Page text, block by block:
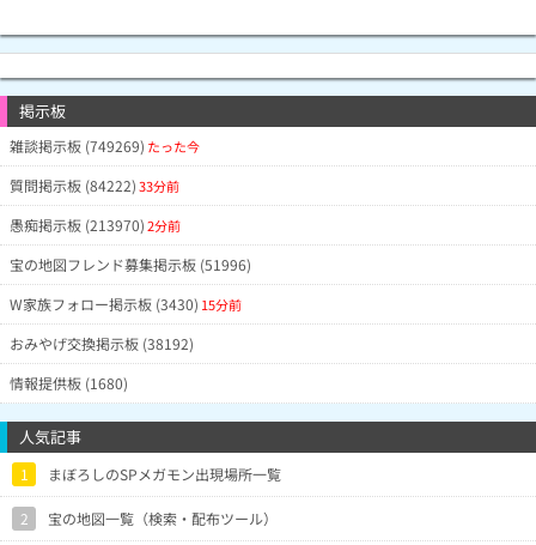
掲示板
雑談掲示板 (749269) たった今
質問掲示板 (84222)33分前
愚痴掲示板 (213970)2分前
宝の地図フレンド募集掲示板 (51996)
W家族フォロー掲示板 (3430) 15分前
おみやげ交換掲示板 (38192)
情報提供板 (1680)
人気記事
1 まぼろしのSPメガモン出現場所一覧
2 宝の地図一覧（検索・配布ツール）